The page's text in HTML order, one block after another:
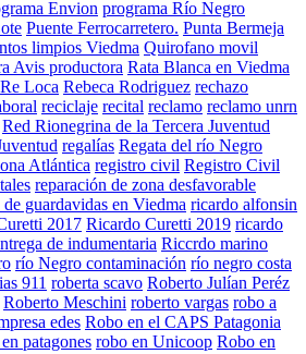
Envion programa Río Negro
Puente Ferrocarretero. Punta Bermeja
limpios Viedma Quirofano movil
Avis productora Rata Blanca en Viedma
Re Loca Rebeca Rodriguez rechazo
reciclaje recital reclamo reclamo unrn
Red Rionegrina de la Tercera Juventud
regalías Regata del río Negro
Atlántica registro civil Registro Civil
reparación de zona desfavorable
guardavidas en Viedma ricardo alfonsin
2017 Ricardo Curetti 2019 ricardo
de indumentaria Riccrdo marino
río Negro contaminación río negro costa
911 roberta scavo Roberto Julían Peréz
Roberto Meschini roberto vargas robo a
edes Robo en el CAPS Patagonia
patagones robo en Unicoop Robo en